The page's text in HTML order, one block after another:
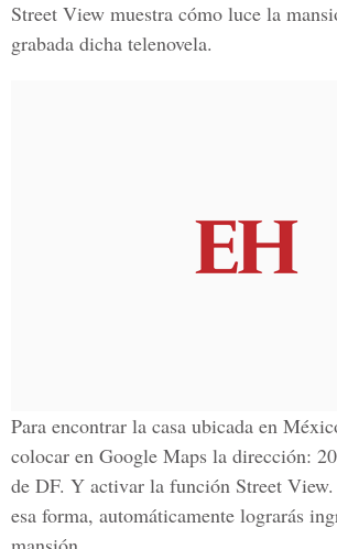
Street View muestra cómo luce la
grabada dicha telenovela.
Para encontrar la casa ubicada en
colocar en Google Maps la dirección:
de DF. Y activar la función Street
esa forma, automáticamente lograrás